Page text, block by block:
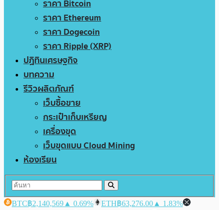
ราคา Bitcoin
ราคา Ethereum
ราคา Dogecoin
ราคา Ripple (XRP)
ปฏิทินเศรษฐกิจ
บทความ
รีวิวผลิตภัณฑ์
เว็บซื้อขาย
กระเป๋าเก็บเหรียญ
เครื่องขุด
เว็บขุดแบบ Cloud Mining
ห้องเรียน
BTC฿2,140,569 ▲ 0.69% ETH฿63,276.00 ▲ 1.83%